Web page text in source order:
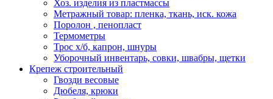
Хоз. изделия из пластмассы
Метражный товар: пленка, ткань, иск. кожа
Поролон , пенопласт
Термометры
Трос х/б, капрон, шнуры
Уборочный инвентарь, совки, швабры, щетки
Крепеж строительный
Гвозди весовые
Дюбеля, крюки